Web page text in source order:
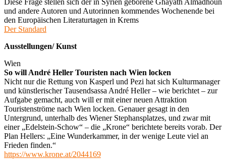
und andere Autoren und Autorinnen kommendes Wochenende bei
den Europäischen Literaturtagen in Krems
Der Standard
Ausstellungen/ Kunst
Wien
So will André Heller Touristen nach Wien locken
Nicht nur die Rettung von Kasperl und Pezi hat sich Kulturmanager
und künstlerischer Tausendsassa André Heller – wie berichtet – zur
Aufgabe gemacht, auch will er mit einer neuen Attraktion
Touristenströme nach Wien locken. Genauer gesagt in den
Untergrund, unterhalb des Wiener Stephansplatzes, und zwar mit
einer „Edelstein-Schow“ – die „Krone“ berichtete bereits vorab. Der
Plan Hellers: „Eine Wunderkammer, in der wenige Leute viel an
Frieden finden.“
https://www.krone.at/2044169